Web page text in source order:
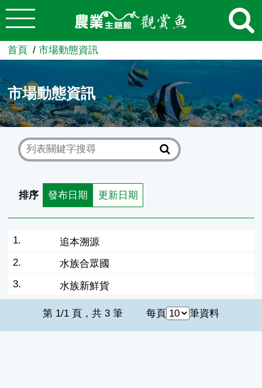
跳到主要內容
農業知識入口網
首頁 市場動態資訊
市場動態資訊
排序 發布日期 更新日期
1.
追本溯源
2.
水族合眾國
3.
水族新鮮貨
第 1/1 頁，共 3 筆 每頁 筆資料